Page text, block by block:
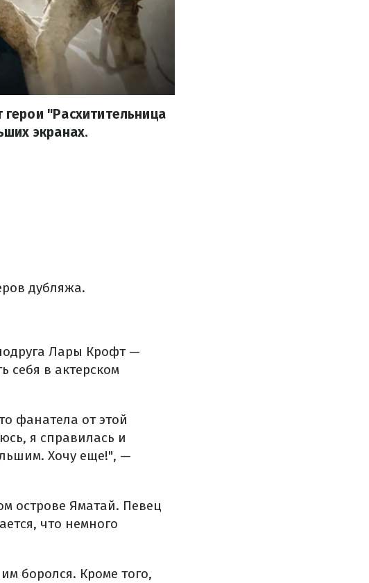
"Расхитительница
экранах.
дубляжа.
Лары Крофт —
себя в актерском
фанатела от этой
я справилась и
Хочу еще!", —
острове Яматай. Певец
что немного
боролся. Кроме того,